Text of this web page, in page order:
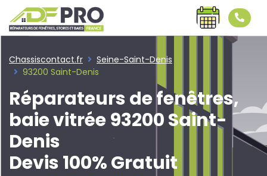
Chassiscontact.fr
Seine-Saint-Denis
93200 Saint-Denis
Réparateurs de fenêtres,
baie vitrée 93200 Saint-
Denis
Devis 100% Gratuit